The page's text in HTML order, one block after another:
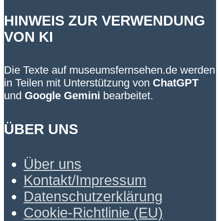
HINWEIS ZUR VERWENDUNG
VON KI
Die Texte auf museumsfernsehen.de werden
in Teilen mit Unterstützung von ChatGPT
und Google Gemini bearbeitet.
ÜBER UNS
Über uns
Kontakt/Impressum
Datenschutzerklärung
Cookie-Richtlinie (EU)